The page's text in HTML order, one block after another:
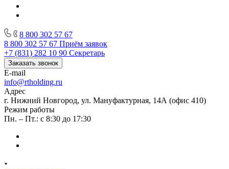
8 800 302 57 67
8 800 302 57 67 Приём заявок
+7 (831) 282 10 90 Секретарь
Заказать звонок
E-mail
info@rtholding.ru
Адрес
г. Нижний Новгород, ул. Мануфактурная, 14А (офис 410)
Режим работы
Пн. – Пт.: с 8:30 до 17:30